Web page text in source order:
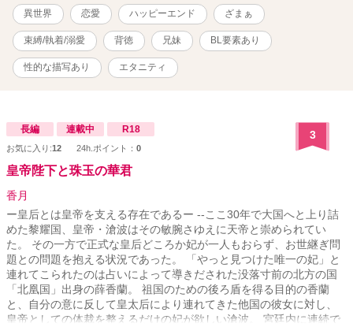
しき宮廷舞神。銀髪の美青年。 愛璃を抱くために琉克に調教されて
いるが、幼い頃から愛漓へ一途な想いを秘めている。 ◆琉克 30歳
容姿端麗な皇太子。妹の愛璃に異常なほど執着している。男色のた
め跡継ぎには、愛漓の子供をと目論む。白蓮を磨き上げ調教し、成
人した愛璃を抱くよう命じる。 ◆奏天雅集 蓮耀国の宮廷専属の舞踊
集団。美男で構成されていて、他国への外交のために派遣されるこ
で書いた作品も連載中です 別の角度からのアナザーストーリーも合
わせてご覧ください★ 皇太子の歪んだ愛に舞神は堕ちる―背徳の箱
庭は永遠に―
https://www.alphapolis.co.jp/novel/411579529/447042195
異世界 恋愛 ハッピーエンド ざまぁ
束縛/執着/溺愛 背徳 兄妹 BL要素あり
性的な描写あり エタニティ
長編 連載中 R18
お気に入り:12 24h.ポイント： 0
3
皇帝陛下と珠玉の華君
香月
ー皇后とは皇帝を支える存在であるー --ここ30年で大国へと上り詰
めた黎耀国、皇帝・滄波はその敏腕さゆえに天帝と崇められてい
た。 その一方で正式な皇后どころか妃が一人もおらず、お世継ぎ問
題との問題を抱える状況であった。 「やっと見つけた唯一の妃」と
連れてこられたのは占いによって導きだされた没落寸前の北方の国
「北凰国」出身の薛香蘭。 祖国のための後ろ盾を得る目的の香蘭
と、自分の意に反して皇太后により連れてきた他国の彼女に対し、
皇帝としての体裁を整えるだけの妃が欲しい滄波。 宮廷内に連続で